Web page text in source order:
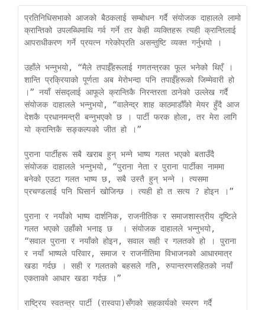
प्रतिनिधिसभाको आजको बैठकलाई सम्बोधन गर्दै संयोजक दाहालले लामो
क्रान्तिको उपलब्धिमाथि गर्व गर्ने तर केही व्यक्तिहरू त्यही क्रान्तिलाई
आपराधीकरण गर्ने प्रयत्न गरेकोप्रति असन्तुष्टि व्यक्त गर्नुभयो ।
उहाँले भन्नुभयो, “मैले तपाईँहरूलाई गणतन्त्रका फूल भनेको थिएँ ।
शान्ति प्रक्रियाको पूर्णता अब मेरोभन्दा पनि तपाईँहरूको जिम्मेवारी हो
।” नयाँ संसद्लाई आफूले क्रान्तिकै निरन्तरता ठानेको उल्लेख गर्दै
संयोजक दाहालले भन्नुभयो, “वालेन्द्र शाह काठमाडौँको मेयर हुँदै आज
देशकै प्रधानमन्त्री बन्नुभएको छ । पार्टी फरक होला, तर मेरा लागि
यो क्रान्तिकै सङ्कल्पको जीत हो ।”
पुराना पार्टीहरू सबै खराब हुन् भन्ने भाष्य गलत भएको बताउँदै
संयोजक दाहालले भन्नुभयो, “पुराना नेता र पुराना पार्टीका नाममा
बनेको एउटा गलत भाष्य छ, सबै उस्तै हुन् भन्ने । त्यसमा
प्रचण्डलाई पनि घिसार्न खोजिन्छ । त्यही हो त सत्य ? होइन ।”
पुराना र नयाँको भाष्य दार्शनिक, राजनीतिक र समाजशास्त्रीय दृष्टिले
गलत भएको उहाँको भनाइ छ  । संयोजक दाहालले भन्नुभयो,
“सवाल पुराना र नयाँको होइन, सवाल सही र गलतको हो । पुराना
र नयाँ भाष्यले परिवार, समाज र राजनीतिमा विभाजनको आधारमात्र
खडा गर्दछ । सही र गलतको बहसले गति, रुपान्तरणसहितको नयाँ
एकताको आधार खडा गर्दछ ।”
राष्ट्रिय स्वतन्त्र पार्टी (रास्वपा)सँगको सहकार्यको स्मरण गर्दै